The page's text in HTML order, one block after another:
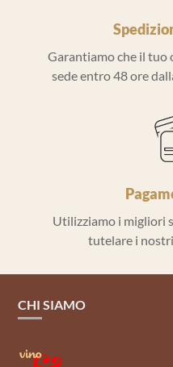
Garantiamo che il tuo
sede entro 48 ore
Utilizziamo i migliori
tutelare i
CHI SIAMO